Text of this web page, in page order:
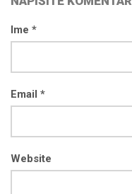
Ime *
Email *
Website